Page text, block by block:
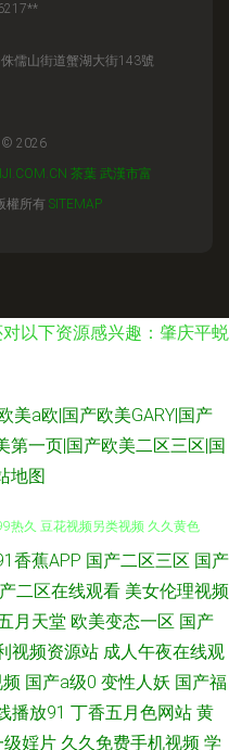
儒山街道蟹湖大街143號
© 2026
茶葉 武漢市富
權所有 SITEMAP
以下资源感兴趣：肇庆平蜕
美a欧|国产欧美GARY|国产
第一页|国产欧美二区三区|国
地图
免费 偷拍婷婷五月天 亚洲福利一
热久 豆花视频另类视频 久久黄色
网页视频入口 男人天堂在AV 欧
蕉 97资源站在线观看 大香蕉母伦
香蕉APP 国产二区三区 国产
二区在线观看 美女伦理视频
月天堂 欧美变态一区 国产
视频资源站 成人午夜在线观
国产a级0 变性人妖 国产福
播放91 丁香五月色网站 黄
级婬片 久久免费手机视频 学